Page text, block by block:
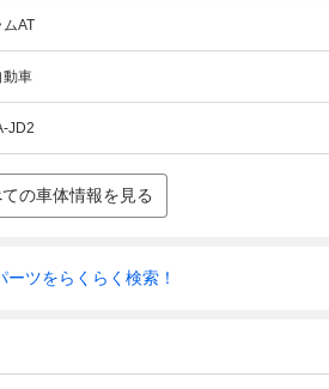
ムAT
動車
JD2
の車体情報を見る
ツをらくらく検索！